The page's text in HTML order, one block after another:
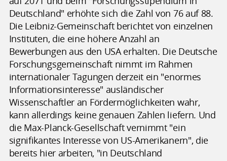
Deutschland" erhöhte sich die Zahl von 76 auf 88.
Die Leibniz-Gemeinschaft berichtet von einzelnen
Instituten, die eine höhere Anzahl an
Bewerbungen aus den USA erhalten. Die Deutsche
Forschungsgemeinschaft nimmt im Rahmen
internationaler Tagungen derzeit ein "enormes
Informationsinteresse" ausländischer
Wissenschaftler an Fördermöglichkeiten wahr,
kann allerdings keine genauen Zahlen liefern. Und
die Max-Planck-Gesellschaft vernimmt "ein
signifikantes Interesse von US-Amerikanern", die
bereits hier arbeiten, "in Deutschland